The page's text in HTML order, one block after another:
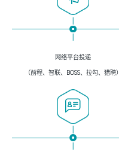
网络平台投递
（前程、智联、BOSS、拉勾、猎聘）